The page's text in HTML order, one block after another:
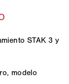
STAK 3 y
modelo